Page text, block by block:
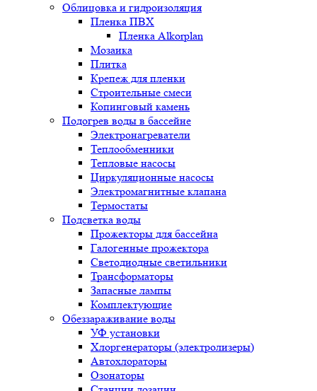
Облицовка и гидроизоляция
Пленка ПВХ
Пленка Alkorplan
Мозаика
Плитка
Крепеж для пленки
Строительные смеси
Копинговый камень
Подогрев воды в бассейне
Электронагреватели
Теплообменники
Тепловые насосы
Циркуляционные насосы
Электромагнитные клапана
Термостаты
Подсветка воды
Прожекторы для бассейна
Галогенные прожектора
Светодиодные светильники
Трансформаторы
Запасные лампы
Комплектующие
Обеззараживание воды
УФ установки
Хлоргенераторы (электролизеры)
Автохлораторы
Озонаторы